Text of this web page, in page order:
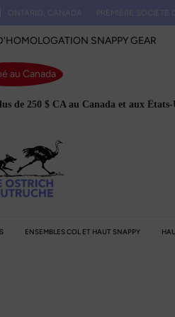
CANADA PREMIÈRE SOCIÉTÉ
SNAPPY GEAR
au Canada
de 250 $ CA au Canada et aux États-
ENSEMBLES COL ET HAUT SNAPPY